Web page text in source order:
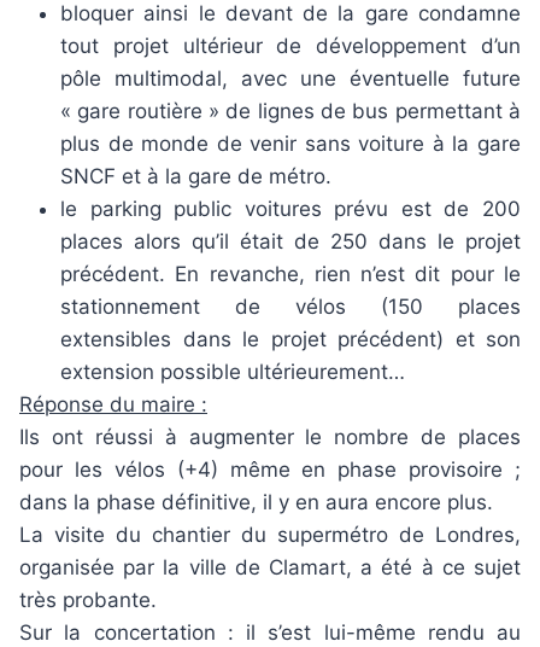
bloquer ainsi le devant de la gare condamne
tout projet ultérieur de développement d’un
pôle multimodal, avec une éventuelle future
« gare routière » de lignes de bus permettant à
plus de monde de venir sans voiture à la gare
SNCF et à la gare de métro.
le parking public voitures prévu est de 200
places alors qu’il était de 250 dans le projet
précédent. En revanche, rien n’est dit pour le
stationnement de vélos (150 places
extensibles dans le projet précédent) et son
extension possible ultérieurement…
Réponse du maire :
Ils ont réussi à augmenter le nombre de places
pour les vélos (+4) même en phase provisoire ;
dans la phase définitive, il y en aura encore plus.
La visite du chantier du supermétro de Londres,
organisée par la ville de Clamart, a été à ce sujet
très probante.
Sur la concertation : il s’est lui-même rendu au